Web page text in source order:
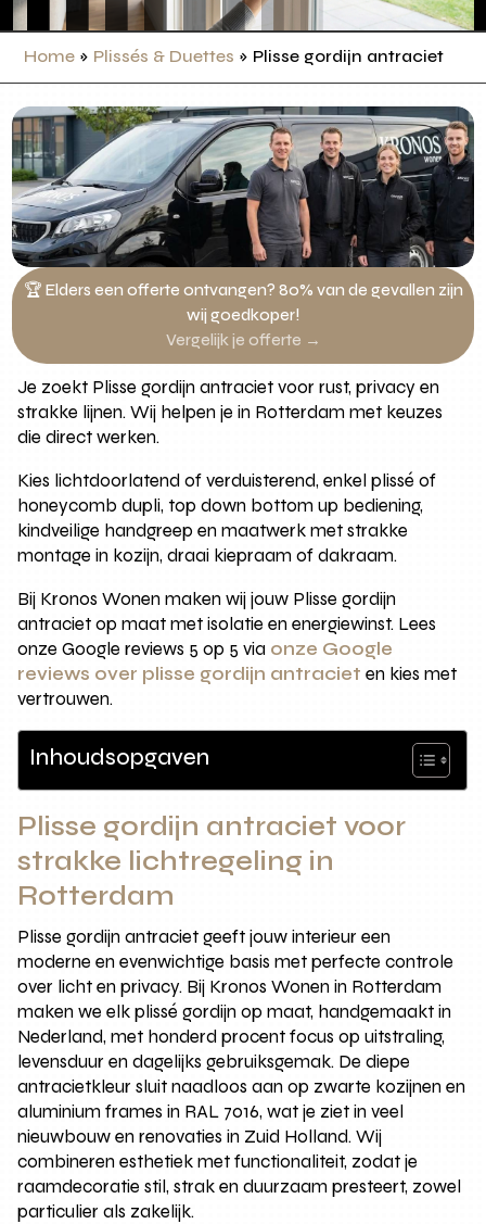
Home » Plissés & Duettes » Plisse gordijn antraciet
🏆 Elders een offerte ontvangen? 80% van de gevallen zijn
wij goedkoper!
Vergelijk je offerte →
Je zoekt Plisse gordijn antraciet voor rust, privacy en
strakke lijnen. Wij helpen je in Rotterdam met keuzes
die direct werken.
Kies lichtdoorlatend of verduisterend, enkel plissé of
honeycomb dupli, top down bottom up bediening,
kindveilige handgreep en maatwerk met strakke
montage in kozijn, draai kiepraam of dakraam.
Bij Kronos Wonen maken wij jouw Plisse gordijn
antraciet op maat met isolatie en energiewinst. Lees
onze Google reviews 5 op 5 via onze Google
reviews over plisse gordijn antraciet en kies met
vertrouwen.
Inhoudsopgaven
Plisse gordijn antraciet voor
strakke lichtregeling in
Rotterdam
Plisse gordijn antraciet geeft jouw interieur een
moderne en evenwichtige basis met perfecte controle
over licht en privacy. Bij Kronos Wonen in Rotterdam
maken we elk plissé gordijn op maat, handgemaakt in
Nederland, met honderd procent focus op uitstraling,
levensduur en dagelijks gebruiksgemak. De diepe
antracietkleur sluit naadloos aan op zwarte kozijnen en
aluminium frames in RAL 7016, wat je ziet in veel
nieuwbouw en renovaties in Zuid Holland. Wij
combineren esthetiek met functionaliteit, zodat je
raamdecoratie stil, strak en duurzaam presteert, zowel
particulier als zakelijk.